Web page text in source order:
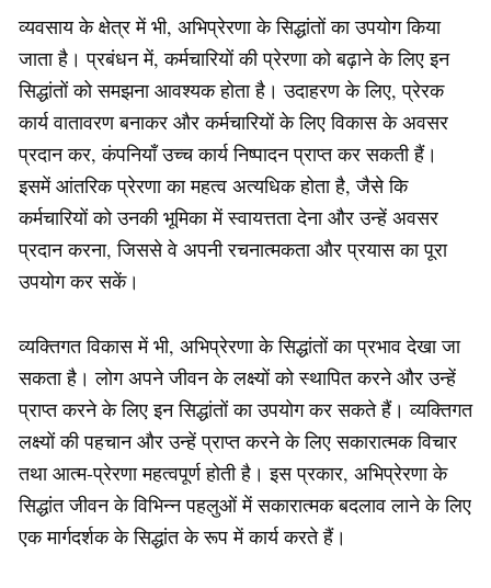
व्यवसाय के क्षेत्र में भी, अभिप्रेरणा के सिद्धांतों का उपयोग किया
जाता है। प्रबंधन में, कर्मचारियों की प्रेरणा को बढ़ाने के लिए इन
सिद्धांतों को समझना आवश्यक होता है। उदाहरण के लिए, प्रेरक
कार्य वातावरण बनाकर और कर्मचारियों के लिए विकास के अवसर
प्रदान कर, कंपनियाँ उच्च कार्य निष्पादन प्राप्त कर सकती हैं।
इसमें आंतरिक प्रेरणा का महत्व अत्यधिक होता है, जैसे कि
कर्मचारियों को उनकी भूमिका में स्वायत्तता देना और उन्हें अवसर
प्रदान करना, जिससे वे अपनी रचनात्मकता और प्रयास का पूरा
उपयोग कर सकें।
व्यक्तिगत विकास में भी, अभिप्रेरणा के सिद्धांतों का प्रभाव देखा जा
सकता है। लोग अपने जीवन के लक्ष्यों को स्थापित करने और उन्हें
प्राप्त करने के लिए इन सिद्धांतों का उपयोग कर सकते हैं। व्यक्तिगत
लक्ष्यों की पहचान और उन्हें प्राप्त करने के लिए सकारात्मक विचार
तथा आत्म-प्रेरणा महत्वपूर्ण होती है। इस प्रकार, अभिप्रेरणा के
सिद्धांत जीवन के विभिन्न पहलुओं में सकारात्मक बदलाव लाने के लिए
एक मार्गदर्शक के सिद्धांत के रूप में कार्य करते हैं।